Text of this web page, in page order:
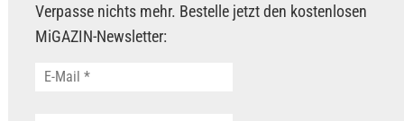
Verpasse nichts mehr. Bestelle jetzt den kostenlosen
MiGAZIN-Newsletter: